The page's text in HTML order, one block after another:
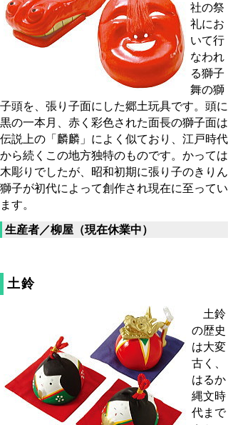
社の祭
礼にお
いて行
なわれ
る獅子
舞の獅
子頭を、張り子面にした郷土玩具です。頭に
黒の一本月、赤く彩色された面長の獅子面は
伝説上の「麟麟」によく似ており、江戸時代
から続くこの地方独特のものです。かっては
木彫りでしたが、昭和初期に張り子のきりん
獅子が初代によって創作され現在に至ってい
ます。
生産者／柳屋（現在休業中）
土鈴
土鈴
の歴史
は大変
古く、
はるか
縄文時
代まで